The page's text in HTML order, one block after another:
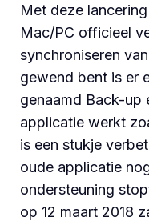
Met deze
Mac/PC officieel
synchroniseren
gewend bent is er
genaamd Back-up
applicatie werkt
is een stukje
oude applicatie
ondersteuning
op 12 maart 2018